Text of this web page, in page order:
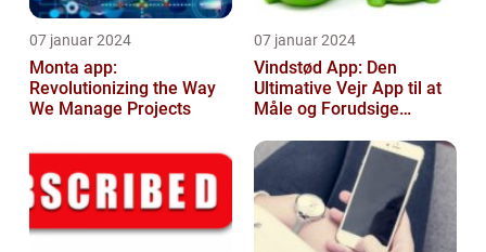
07 januar 2024
Monta app:
Revolutionizing the Way
We Manage Projects
07 januar 2024
Vindstød App: Den
Ultimative Vejr App til at
Måle og Forudsige